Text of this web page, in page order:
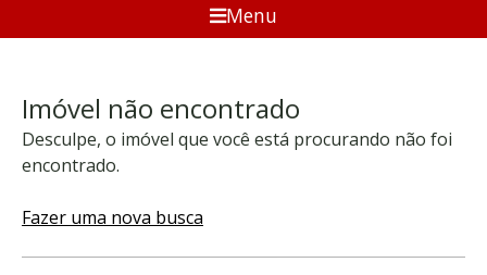
Menu
Imóvel não encontrado
Desculpe, o imóvel que você está procurando não foi
encontrado.
Fazer uma nova busca